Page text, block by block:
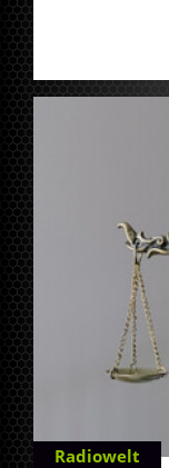
Radiowelt